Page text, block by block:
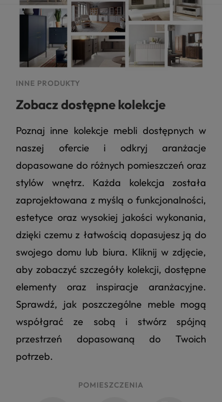
INNE PRODUKTY
Zobacz dostępne kolekcje
Poznaj inne kolekcje mebli dostępnych w
naszej ofercie i odkryj aranżacje
dopasowane do różnych pomieszczeń oraz
stylów wnętrz. Każda kolekcja została
zaprojektowana z myślą o funkcjonalności,
estetyce oraz wysokiej jakości wykonania,
dzięki czemu z łatwością dopasujesz ją do
swojego domu lub biura. Kliknij w zdjęcie,
aby zobaczyć szczegóły kolekcji, dostępne
elementy oraz inspiracje aranżacyjne.
Sprawdź, jak poszczególne meble mogą
współgrać ze sobą i stwórz spójną
przestrzeń dopasowaną do Twoich
potrzeb.
POMIESZCZENIA